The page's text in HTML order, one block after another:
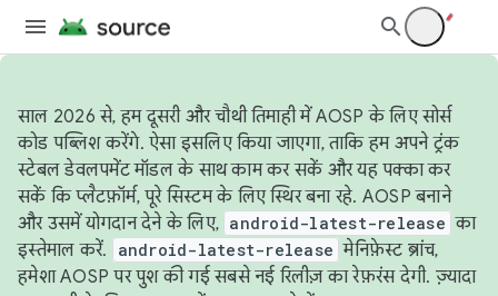
साल 2026 से, हम दूसरी और चौथी तिमाही में AOSP के लिए सोर्स
कोड पब्लिश करेंगे. ऐसा इसलिए किया जाएगा, ताकि हम अपने ट्रंक
स्टेबल डेवलपमेंट मॉडल के साथ काम कर सकें और यह पक्का कर
सकें कि प्लैटफ़ॉर्म, पूरे सिस्टम के लिए स्थिर बना रहे. AOSP बनाने
और उसमें योगदान देने के लिए, android-latest-release का
इस्तेमाल करें.
android-latest-release मेनिफ़ेस्ट ब्रांच,
हमेशा AOSP पर पुश की गई सबसे नई रिलीज़ का रेफ़रंस देगी. ज़्यादा